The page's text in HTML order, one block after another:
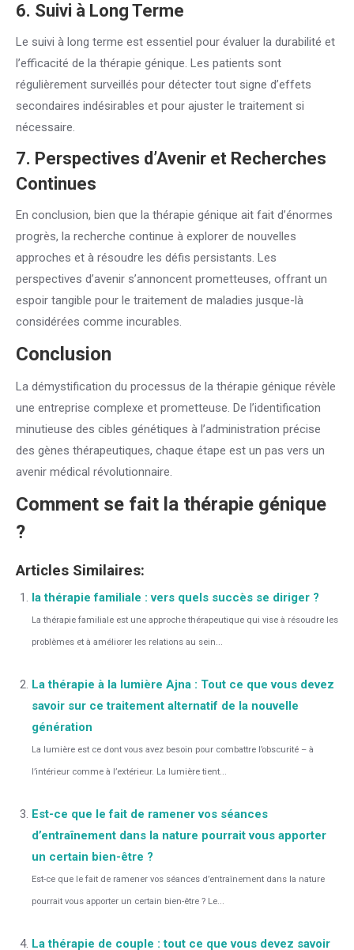
6. Suivi à Long Terme
Le suivi à long terme est essentiel pour évaluer la durabilité et
l’efficacité de la thérapie génique. Les patients sont
régulièrement surveillés pour détecter tout signe d’effets
secondaires indésirables et pour ajuster le traitement si
nécessaire.
7. Perspectives d’Avenir et Recherches
Continues
En conclusion, bien que la thérapie génique ait fait d’énormes
progrès, la recherche continue à explorer de nouvelles
approches et à résoudre les défis persistants. Les
perspectives d’avenir s’annoncent prometteuses, offrant un
espoir tangible pour le traitement de maladies jusque-là
considérées comme incurables.
Conclusion
La démystification du processus de la thérapie génique révèle
une entreprise complexe et prometteuse. De l’identification
minutieuse des cibles génétiques à l’administration précise
des gènes thérapeutiques, chaque étape est un pas vers un
avenir médical révolutionnaire.
Comment se fait la thérapie génique
?
Articles Similaires:
la thérapie familiale : vers quels succès se diriger ?
La thérapie familiale est une approche thérapeutique qui vise à résoudre les
problèmes et à améliorer les relations au sein...
La thérapie à la lumière Ajna : Tout ce que vous devez
savoir sur ce traitement alternatif de la nouvelle
génération
La lumière est ce dont vous avez besoin pour combattre l’obscurité – à
l’intérieur comme à l’extérieur. La lumière tient...
Est-ce que le fait de ramener vos séances
d’entraînement dans la nature pourrait vous apporter
un certain bien-être ?
Est-ce que le fait de ramener vos séances d’entraînement dans la nature
pourrait vous apporter un certain bien-être ? Le...
La thérapie de couple : tout ce que vous devez savoir